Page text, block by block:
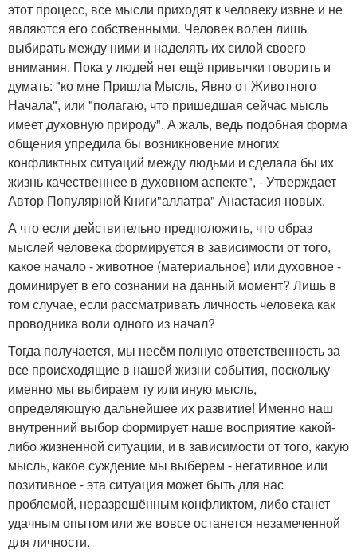
этот процесс, все мысли приходят к человеку извне и не
являются его собственными. Человек волен лишь
выбирать между ними и наделять их силой своего
внимания. Пока у людей нет ещё привычки говорить и
думать: "ко мне Пришла Мысль, Явно от Животного
Начала", или "полагаю, что пришедшая сейчас мысль
имеет духовную природу". А жаль, ведь подобная форма
общения упредила бы возникновение многих
конфликтных ситуаций между людьми и сделала бы их
жизнь качественнее в духовном аспекте", - Утверждает
Автор Популярной Книги"аллатра" Анастасия новых.
А что если действительно предположить, что образ
мыслей человека формируется в зависимости от того,
какое начало - животное (материальное) или духовное -
доминирует в его сознании на данный момент? Лишь в
том случае, если рассматривать личность человека как
проводника воли одного из начал?
Тогда получается, мы несём полную ответственность за
все происходящие в нашей жизни события, поскольку
именно мы выбираем ту или иную мысль,
определяющую дальнейшее их развитие! Именно наш
внутренний выбор формирует наше восприятие какой-
либо жизненной ситуации, и в зависимости от того, какую
мысль, какое суждение мы выберем - негативное или
позитивное - эта ситуация может быть для нас
проблемой, неразрешённым конфликтом, либо станет
удачным опытом или же вовсе останется незамеченной
для личности.